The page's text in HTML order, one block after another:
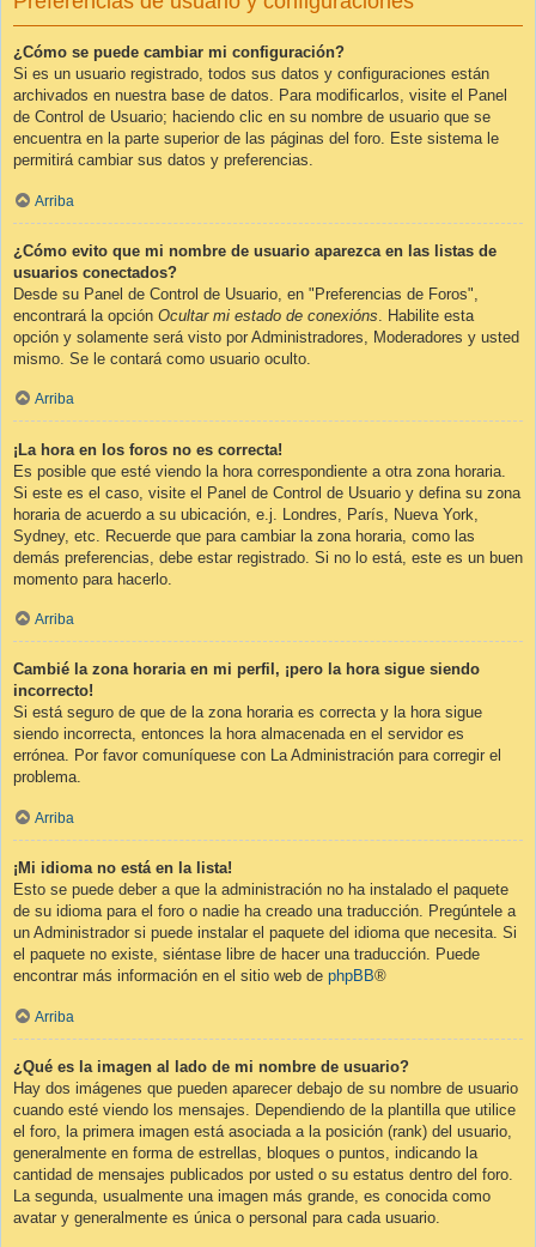
¿Cómo se puede cambiar mi configuración?
Si es un usuario registrado, todos sus datos y configuraciones están
archivados en nuestra base de datos. Para modificarlos, visite el Panel
de Control de Usuario; haciendo clic en su nombre de usuario que se
encuentra en la parte superior de las páginas del foro. Este sistema le
permitirá cambiar sus datos y preferencias.
Arriba
¿Cómo evito que mi nombre de usuario aparezca en las listas de
usuarios conectados?
Desde su Panel de Control de Usuario, en "Preferencias de Foros",
encontrará la opción Ocultar mi estado de conexións . Habilite esta
opción y solamente será visto por Administradores, Moderadores y usted
mismo. Se le contará como usuario oculto.
Arriba
¡La hora en los foros no es correcta!
Es posible que esté viendo la hora correspondiente a otra zona horaria.
Si este es el caso, visite el Panel de Control de Usuario y defina su zona
horaria de acuerdo a su ubicación, e.j. Londres, París, Nueva York,
Sydney, etc. Recuerde que para cambiar la zona horaria, como las
demás preferencias, debe estar registrado. Si no lo está, este es un buen
momento para hacerlo.
Arriba
Cambié la zona horaria en mi perfil, ¡pero la hora sigue siendo
incorrecto!
Si está seguro de que de la zona horaria es correcta y la hora sigue
siendo incorrecta, entonces la hora almacenada en el servidor es
errónea. Por favor comuníquese con La Administración para corregir el
problema.
Arriba
¡Mi idioma no está en la lista!
Esto se puede deber a que la administración no ha instalado el paquete
de su idioma para el foro o nadie ha creado una traducción. Pregúntele a
un Administrador si puede instalar el paquete del idioma que necesita. Si
el paquete no existe, siéntase libre de hacer una traducción. Puede
encontrar más información en el sitio web de phpBB®
Arriba
¿Qué es la imagen al lado de mi nombre de usuario?
Hay dos imágenes que pueden aparecer debajo de su nombre de usuario
cuando esté viendo los mensajes. Dependiendo de la plantilla que utilice
el foro, la primera imagen está asociada a la posición (rank) del usuario,
generalmente en forma de estrellas, bloques o puntos, indicando la
cantidad de mensajes publicados por usted o su estatus dentro del foro.
La segunda, usualmente una imagen más grande, es conocida como
avatar y generalmente es única o personal para cada usuario.